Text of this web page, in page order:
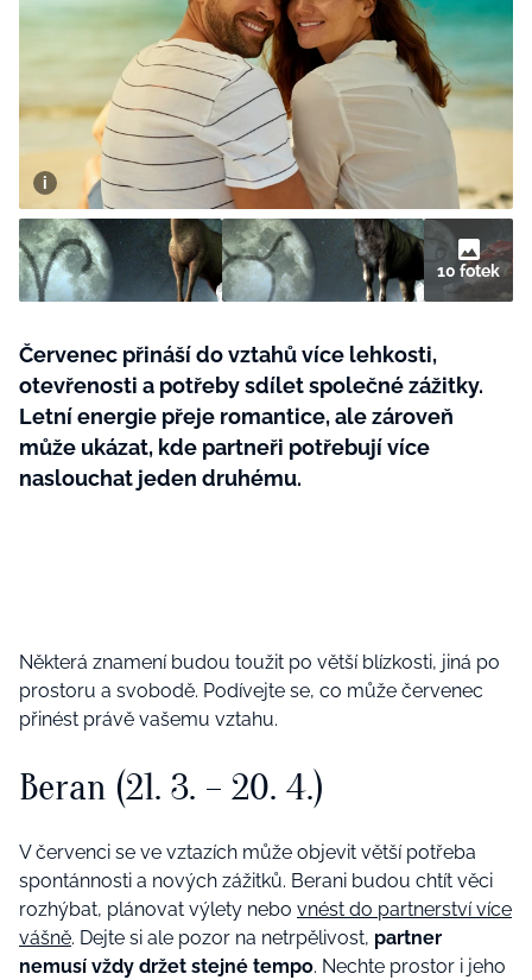
Testy a kvízy
Všechny kategorie
Rady a tipy
BurdaMedia
Extra
SVĚT ŽENY - 599 KČ
ROČNÍ PŘEDPLATNÉ SVĚT ŽENY +
SADA PRODUKTŮ MANA (10 ks)
10 fotek
Červenec přináší do vztahů více lehkosti,
otevřenosti a potřeby sdílet společné zážitky.
Letní energie přeje romantice, ale zároveň
může ukázat, kde partneři potřebují více
naslouchat jeden druhému.
Některá znamení budou toužit po větší blízkosti, jiná po
prostoru a svobodě. Podívejte se, co může červenec
přinést právě vašemu vztahu.
Beran (21. 3. – 20. 4.)
V červenci se ve vztazích může objevit větší potřeba
spontánnosti a nových zážitků. Berani budou chtít věci
rozhýbat, plánovat výlety nebo vnést do partnerství více
vášně. Dejte si ale pozor na netrpělivost, partner
nemusí vždy držet stejné tempo. Nechte prostor i jeho